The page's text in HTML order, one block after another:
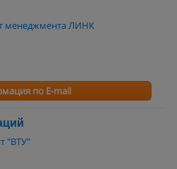
менеджмента ЛИНК
по E-mail
"ВТУ"